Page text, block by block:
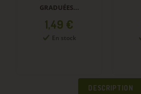
GRADUÉES...
Prix
1,49 €
En stock
DESCRIPTION